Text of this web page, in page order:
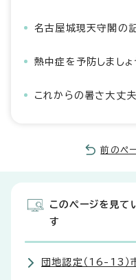
名古屋城現天守閣の
熱中症を予防しましょ
これからの暑さ大丈
前のペ
このページを見て
す
団地認定（16-13）